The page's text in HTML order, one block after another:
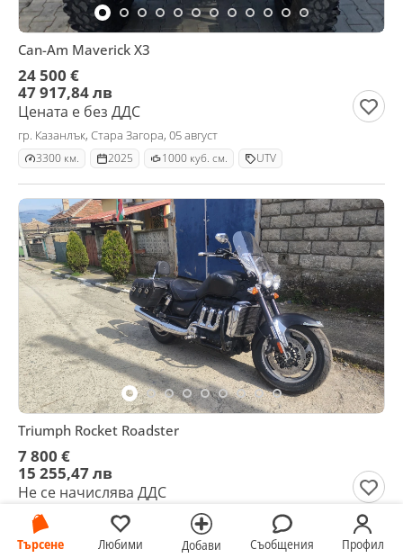
Търсене Любими Добави Съобщения Профил
Can-Am Maverick X3
24 500 €
47 917,84 лв
Цената е без ДДС
гр. Казанлък, Стара Загора, 05 август
3300 км. 2025 1000 куб. см. UTV
Triumph Rocket Roadster
7 800 €
15 255,47 лв
Не се начислява ДДС
гр. Казанлък, Стара Загора, 05 август
26000 км. 2011 2300 куб. см.